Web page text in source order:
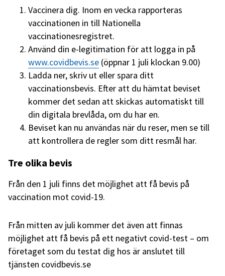
Vaccinera dig. Inom en vecka rapporteras
vaccinationen in till Nationella
vaccinationesregistret.
Använd din e-legitimation för att logga in på
www.covidbevis.se (öppnar 1 juli klockan 9.00)
Ladda ner, skriv ut eller spara ditt
vaccinationsbevis. Efter att du hämtat beviset
kommer det sedan att skickas automatiskt till
din digitala brevlåda, om du har en.
Beviset kan nu användas när du reser, men se till
att kontrollera de regler som ditt resmål har.
Tre olika bevis
Från den 1 juli finns det möjlighet att få bevis på
vaccination mot covid-19.
Från mitten av juli kommer det även att finnas
möjlighet att få bevis på ett negativt covid-test – om
företaget som du testat dig hos är anslutet till
tjänsten covidbevis.se